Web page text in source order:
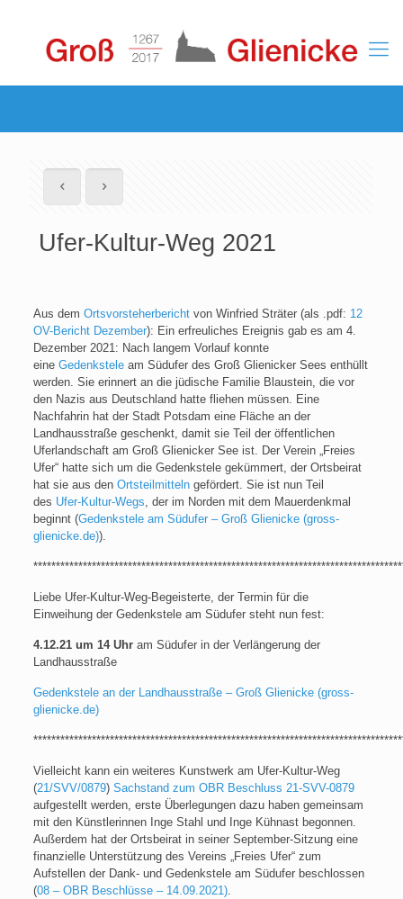
Ufer-Kultur-Weg 2021
Aus dem Ortsvorsteherberichtvon Winfried Sträter (als .pdf: 12
OV-Bericht Dezember): Ein erfreuliches Ereignis gab es am 4.
Dezember 2021: Nach langem Vorlauf konnte
eine Gedenksteleam Südufer des Groß Glienicker Sees enthüllt
werden. Sie erinnert an die jüdische Familie Blaustein, die vor
den Nazis aus Deutschland hatte fliehen müssen. Eine
Nachfahrin hat der Stadt Potsdam eine Fläche an der
Landhausstraße geschenkt, damit sie Teil der öffentlichen
Uferlandschaft am Groß Glienicker See ist. Der Verein „Freies
Ufer“ hatte sich um die Gedenkstele gekümmert, der Ortsbeirat
hat sie aus den Ortsteilmittelngefördert. Sie ist nun Teil
des Ufer-Kultur-Wegs, der im Norden mit dem Mauerdenkmal
beginnt (Gedenkstele am Südufer – Groß Glienicke (gross-
glienicke.de)).
Liebe Ufer-Kultur-Weg-Begeisterte, der Termin für die
Einweihung der Gedenkstele am Südufer steht nun fest:
4.12.21 um 14 Uhram Südufer in der Verlängerung der
Landhausstraße
Gedenkstele an der Landhausstraße – Groß Glienicke (gross-
glienicke.de)
Vielleicht kann ein weiteres Kunstwerk am Ufer-Kultur-Weg
(21/SVV/0879) Sachstand zum OBR Beschluss 21-SVV-0879
aufgestellt werden, erste Überlegungen dazu haben gemeinsam
mit den Künstlerinnen Inge Stahl und Inge Kühnast begonnen.
Außerdem hat der Ortsbeirat in seiner September-Sitzung eine
finanzielle Unterstützung des Vereins „Freies Ufer“ zum
Aufstellen der Dank- und Gedenkstele am Südufer beschlossen
(08 – OBR Beschlüsse – 14.09.2021).